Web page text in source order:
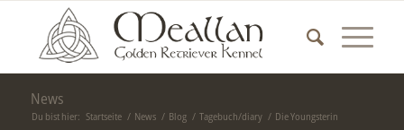
News
Du bist hier: Startseite / News / Blog / Tagebuch/diary / Die Youngsterin